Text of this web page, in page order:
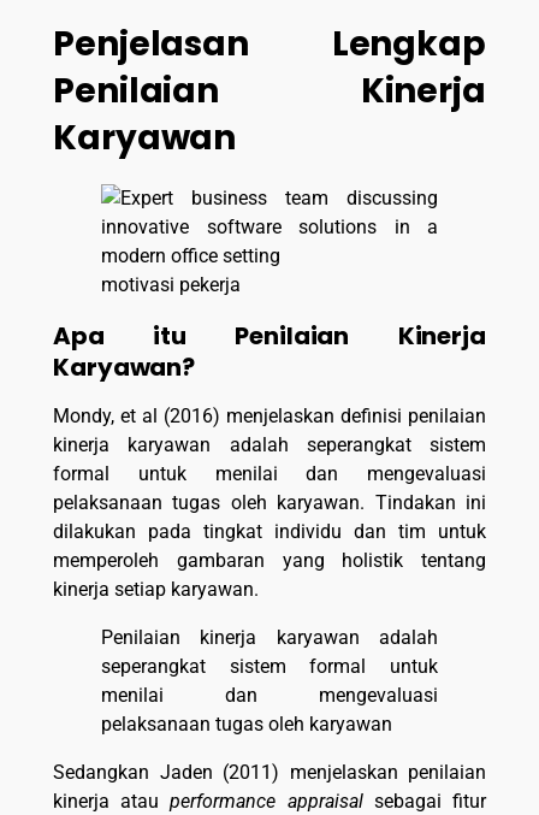
Penjelasan Lengkap
Penilaian Kinerja
Karyawan
motivasi pekerja
Apa itu Penilaian Kinerja
Karyawan?
Mondy, et al (2016) menjelaskan definisi penilaian
kinerja karyawan adalah seperangkat sistem
formal untuk menilai dan mengevaluasi
pelaksanaan tugas oleh karyawan. Tindakan ini
dilakukan pada tingkat individu dan tim untuk
memperoleh gambaran yang holistik tentang
kinerja setiap karyawan.
Penilaian kinerja karyawan adalah
seperangkat sistem formal untuk
menilai dan mengevaluasi
pelaksanaan tugas oleh karyawan
Sedangkan Jaden (2011) menjelaskan penilaian
kinerja atauperformance appraisalsebagai fitur